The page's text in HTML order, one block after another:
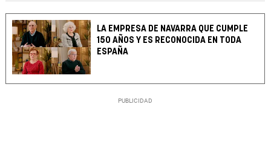
LA EMPRESA DE NAVARRA QUE CUMPLE
150 AÑOS Y ES RECONOCIDA EN TODA
ESPAÑA